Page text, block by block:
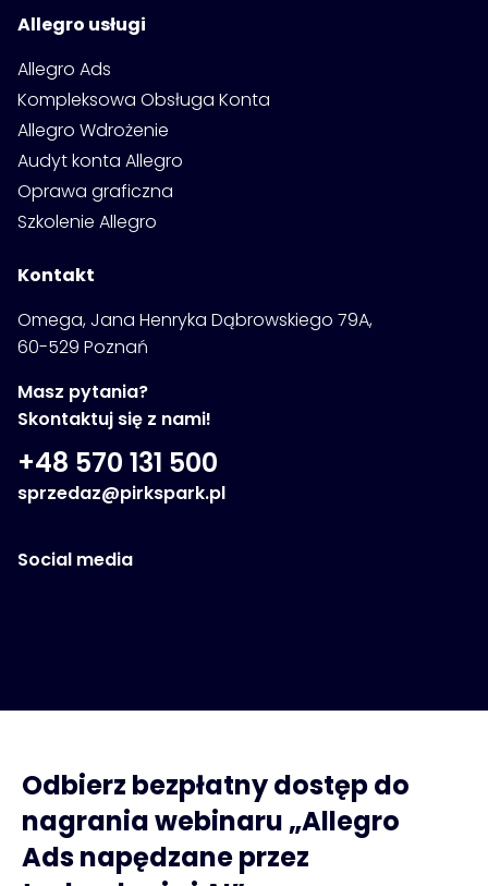
Allegro usługi
Allegro Ads
Kompleksowa Obsługa Konta
Allegro Wdrożenie
Audyt konta Allegro
Oprawa graficzna
Szkolenie Allegro
Kontakt
Omega, Jana Henryka Dąbrowskiego 79A,
60-529 Poznań
Masz pytania?
Skontaktuj się z nami!
+48 570 131 500
sprzedaz@pirkspark.pl
Social media
Odbierz bezpłatny dostęp do
nagrania webinaru „Allegro
Ads napędzane przez